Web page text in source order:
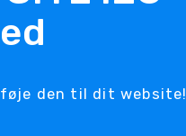
den til dit website!